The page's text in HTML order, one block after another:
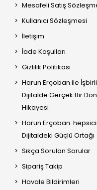
Mesafeli Satış
Kullanıcı Sözleşmesi
İletişim
İade Koşulları
Gizlilik Politikası
Harun Erçoban ile
Dijitalde Gerçek Bir
Hikayesi
Harun Erçoban:
Dijitaldeki Güçlü Ortağı
Sıkça Sorulan Sorular
Sipariş Takip
Havale Bildirimleri